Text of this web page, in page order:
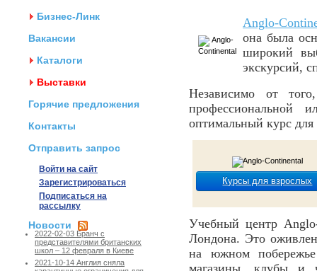
Бизнес-Линк
Вакансии
Каталоги
Выставки
Горячие предложения
Контакты
Отправить запрос
Войти на сайт
Зарегистрироваться
Подписаться на
рассылку
Новости
2022-02-03 Бранч с
представителями британских
школ – 12 февраля в Киеве
2021-10-14 Англия сняла
Anglo-
она была
широкий
экскурсий,
Независимо от
профессиональной
оптимальный курс для
Курсы для взрослых
Учебный центр
Лондона. Это
на южном побережье
магазины, клубы и